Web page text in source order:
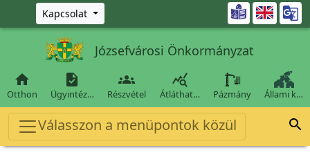
Ugrás a fő tartalomra
Kapcsolat 
Józsefvárosi Önkormányzat

Otthon

Ügyintéz…

Részvétel

Átláthat… Pázmány Állami k…
Válasszon a menüpontok közül 